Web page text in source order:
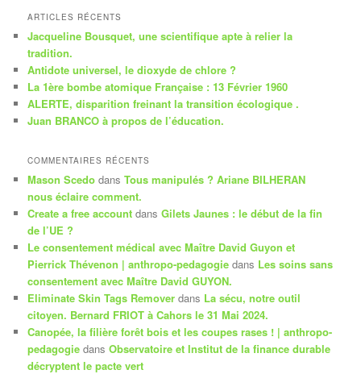
h
r
c
h
e
ARTICLES RÉCENTS
Jacqueline Bousquet, une scientifique apte à relier la
tradition.
Antidote universel, le dioxyde de chlore ?
La 1ère bombe atomique Française : 13 Février 1960
ALERTE, disparition freinant la transition écologique .
Juan BRANCO à propos de l’éducation.
COMMENTAIRES RÉCENTS
Mason Scedo dansTous manipulés ? Ariane BILHERAN
nous éclaire comment.
Create a free account dansGilets Jaunes : le début de la fin
de l’UE ?
Le consentement médical avec Maître David Guyon et
Pierrick Thévenon | anthropo-pedagogie dans Les soins sans
consentement avec Maître David GUYON.
Eliminate Skin Tags Remover dans La sécu, notre outil
citoyen. Bernard FRIOT à Cahors le 31 Mai 2024.
Canopée, la filière forêt bois et les coupes rases ! | anthropo-
pedagogie dansObservatoire et Institut de la finance durable
décryptent le pacte vert